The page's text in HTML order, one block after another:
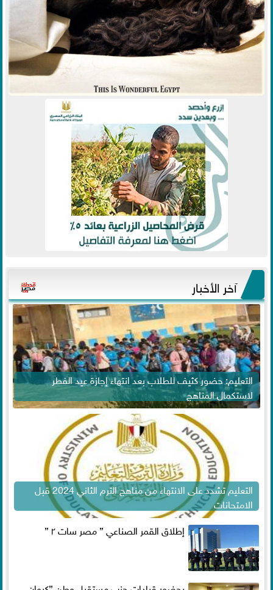
آخر الأخبار
التعليم: حضور كثيف للطلاب بعد انتهاء إجازة عيد الفطر
لاستكمال المناهج
التعليم تشدد على الانتهاء من مناهج الترم الثاني 2024 قبل
الامتحانات
إطلاق القمر الصناعي ” مصر سات ٢ ”